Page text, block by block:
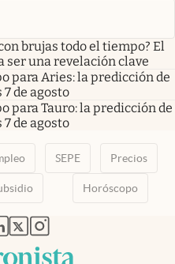
brujas todo el tiempo? El
ser una revelación clave
para Aries: la predicción de
de agosto
para Tauro: la predicción de
de agosto
SEPE Precios
Horóscopo
nueva pestaña
en nueva pestaña
abre en nueva pestaña
abre en nueva pestaña
abre en nueva pestaña